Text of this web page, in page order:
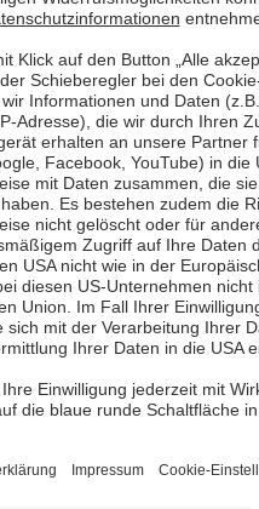
mit
Logistik,
die für
hin zu
Team
beim
gesteuert.